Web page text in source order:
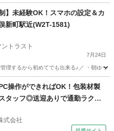
事務 スタッフ
】未経験OK！スマホの設定＆カ
新町駅近(W2T-1581)
トラスト
7月24日
理するから初めてでも出来る♪／ ・朝ゆ
の他 スタッフ
操作ができればOK！包装材製
タッフ◎送迎ありで通勤ラクラ
式会社